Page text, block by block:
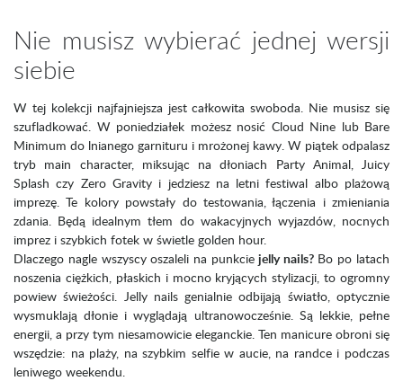
Nie musisz wybierać jednej wersji
siebie
W tej kolekcji najfajniejsza jest całkowita swoboda. Nie musisz się
szufladkować. W poniedziałek możesz nosić Cloud Nine lub Bare
Minimum do lnianego garnituru i mrożonej kawy. W piątek odpalasz
tryb main character, miksując na dłoniach Party Animal, Juicy
Splash czy Zero Gravity i jedziesz na letni festiwal albo plażową
imprezę. Te kolory powstały do testowania, łączenia i zmieniania
zdania. Będą idealnym tłem do wakacyjnych wyjazdów, nocnych
imprez i szybkich fotek w świetle golden hour.
Dlaczego nagle wszyscy oszaleli na punkcie jelly nails?Bo po latach
noszenia ciężkich, płaskich i mocno kryjących stylizacji, to ogromny
powiew świeżości. Jelly nails genialnie odbijają światło, optycznie
wysmuklają dłonie i wyglądają ultranowocześnie. Są lekkie, pełne
energii, a przy tym niesamowicie eleganckie. Ten manicure obroni się
wszędzie: na plaży, na szybkim selfie w aucie, na randce i podczas
leniwego weekendu.